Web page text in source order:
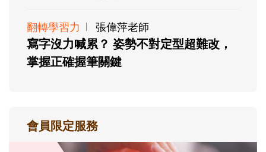
翻轉學習力 張偉萍老師
寫字沒力喊累？ 姿勢不對定型超難改，
掌握正確握筆關鍵
會員限定服務